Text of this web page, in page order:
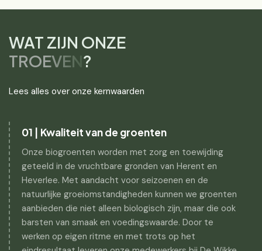
WAT ZIJN ONZE
TROEVEN?
Lees alles over onze kernwaarden
01 | Kwaliteit van de groenten
Onze biogroenten worden met zorg en toewijding
geteeld in de vruchtbare gronden van Herent en
Heverlee. Met aandacht voor seizoenen en de
natuurlijke groeiomstandigheden kunnen we groenten
aanbieden die niet alleen biologisch zijn, maar die ook
barsten van smaak en voedingswaarde. Door te
werken op eigen ritme en met trots op het